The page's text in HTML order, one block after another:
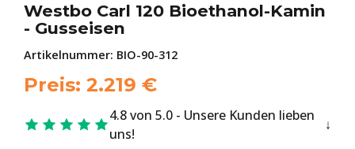
Westbo Carl 120 Bioethanol-Kamin
- Gusseisen
Artikelnummer: BIO-90-312
Preis: 2.219 €
4.8 von 5.0 - Unsere Kunden lieben
uns!